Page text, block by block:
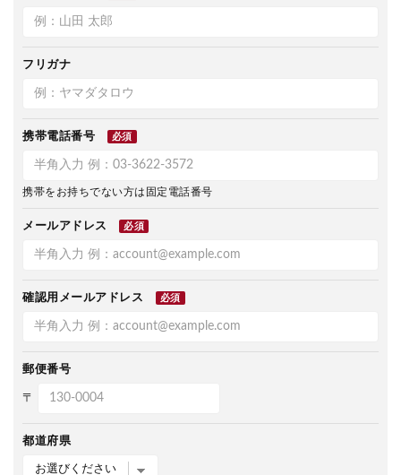
フリガナ
携帯電話番号 必須
携帯をお持ちでない方は固定電話番号
メールアドレス 必須
確認用メールアドレス 必須
郵便番号
〒
都道府県